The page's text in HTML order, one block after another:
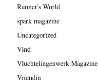
Runner's World
spark magazine
Uncategorized
Vind
Vluchtelingenwerk Magazine
Vriendin